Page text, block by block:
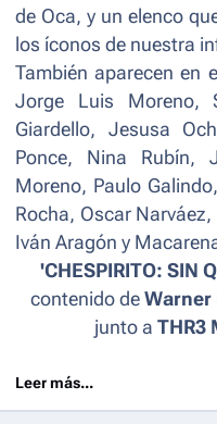
de Oca, y un elenco
los íconos de nuestra
También aparecen en
Jorge Luis Moreno,
Giardello, Jesusa
Ponce, Nina Rubín,
Moreno, Paulo
Rocha, Oscar
Iván Aragón y
'CHESPIRITO: SIN
contenido de Warner
junto a THR3
Leer más...